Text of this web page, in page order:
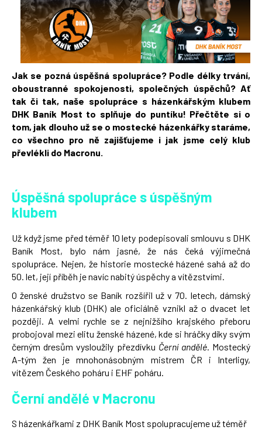
Jak se pozná úspěšná spolupráce? Podle délky trvání,
oboustranné spokojenosti, společných úspěchů? Ať
tak či tak, naše spolupráce s házenkářským klubem
DHK Baník Most to splňuje do puntíku! Přečtěte si o
tom, jak dlouho už se o mostecké házenkářky staráme,
co všechno pro ně zajišťujeme i jak jsme celý klub
převlékli do Macronu.
Úspěšná spolupráce s úspěšným
klubem
Už když jsme před téměř 10 lety podepisovali smlouvu s DHK
Baník Most, bylo nám jasné, že nás čeká výjimečná
spolupráce. Nejen, že historie mostecké házené sahá až do
50. let, její příběh je navíc nabitý úspěchy a vítězstvími.
O ženské družstvo se Baník rozšířil už v 70. letech, dámský
házenkářský klub (DHK) ale oficiálně vznikl až o dvacet let
později. A velmi rychle se z nejnižšího krajského přeboru
probojoval mezi elitu ženské házené, kde si hráčky díky svým
černým dresům vysloužily přezdívku Černí andělé. Mostecký
A-tým žen je mnohonásobným mistrem ČR i Interligy,
vítězem Českého poháru i EHF poháru.
Černí andělé v Macronu
S házenkářkami z DHK Baník Most spolupracujeme už téměř
?
HĽADAŤ